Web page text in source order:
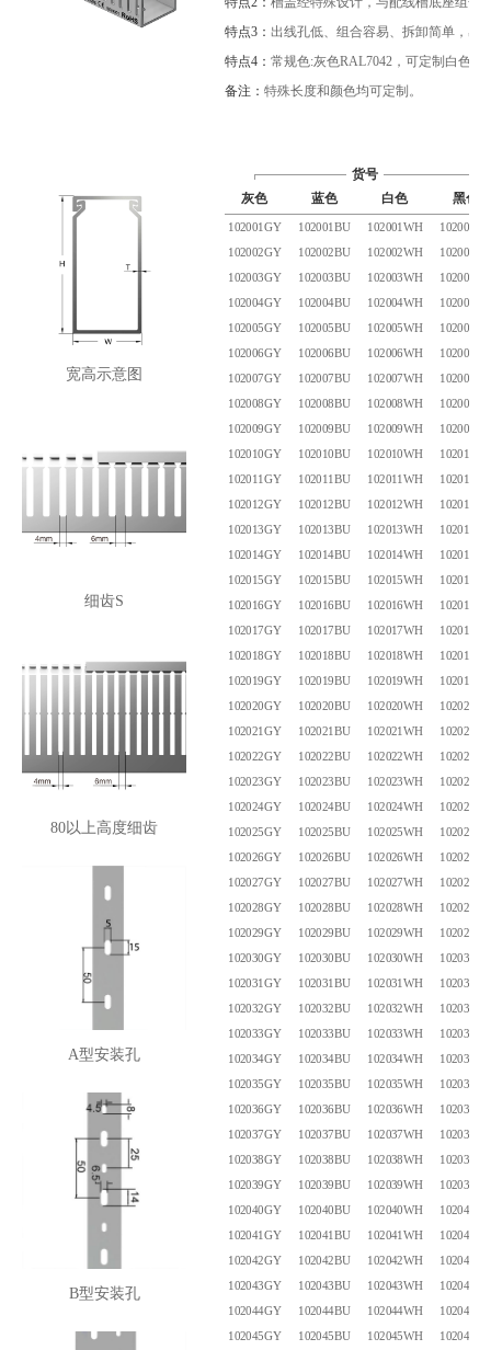
特点3： 出线孔低、组合容易、拆卸简单，易
特点4： 常规色:灰色RAL7042，可定制白色
备注： 特殊长度和颜色均可定制。
宽高示意图
细齿S
80以上高度细齿
A型安装孔
B型安装孔
货号
灰色
蓝色 白色 黑色
102001GY 102001BU 102001WH
102001BK
102002GY
102002BU 102002WH
102002BK
102003GY
102003BU 102003WH
102003BK
102004GY
102004BU 102004WH
102004BK
102005GY
102005BU 102005WH
102005BK
102006GY
102006BU 102006WH
102006BK
102007GY
102007BU 102007WH
102007BK
102008GY
102008BU 102008WH
102008BK
102009GY
102009BU 102009WH
102009BK
102010GY
102010BU 102010WH
102010BK
102011GY
102011BU 102011WH
102011BK
102012GY
102012BU 102012WH
102012BK
102013GY
102013BU 102013WH
102013BK
102014GY
102014BU 102014WH
102014BK
102015GY
102015BU 102015WH
102015BK
102016GY
102016BU 102016WH
102016BK
102017GY
102017BU 102017WH
102017BK
102018GY
102018BU 102018WH
102018BK
102019GY
102019BU 102019WH
102019BK
102020GY
102020BU 102020WH
102020BK
102021GY
102021BU 102021WH
102021BK
102022GY
102022BU 102022WH
102022BK
102023GY
102023BU 102023WH
102023BK
102024GY
102024BU 102024WH
102024BK
102025GY
102025BU 102025WH
102025BK
102026GY
102026BU 102026WH
102026BK
102027GY
102027BU 102027WH
102027BK
102028GY
102028BU 102028WH
102028BK
102029GY
102029BU 102029WH
102029BK
102030GY
102030BU 102030WH
102030BK
102031GY
102031BU 102031WH
102031BK
102032GY
102032BU 102032WH
102032BK
102033GY
102033BU 102033WH
102033BK
102034GY
102034BU 102034WH
102034BK
102035GY
102035BU 102035WH
102035BK
102036GY
102036BU 102036WH 102036BK
102037GY 102037BU 102037WH
102037BK
102038GY
102038BU 102038WH
102038BK
102039GY
102039BU 102039WH
102039BK
102040GY
102040BU 102040WH
102040BK
102041GY
102041BU 102041WH
102041BK
102042GY
102042BU 102042WH
102042BK
102043GY
102043BU 102043WH
102043BK
102044GY
102044BU 102044WH
102044BK
102045GY
102045BU 102045WH 102045BK